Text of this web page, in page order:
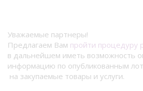
Уважаемые партнеры!
Предлагаем Вам пройти процедуру
в дальнейшем иметь возможность
информацию по опубликованным
на закупаемые товары и услуги.